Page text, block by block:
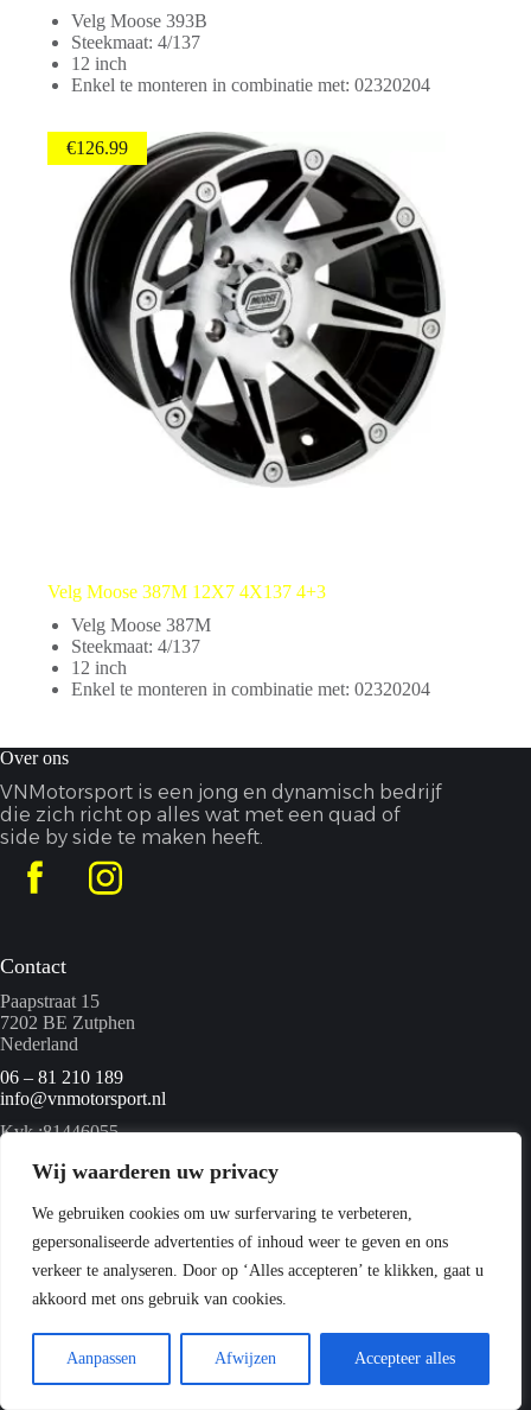
Wij waarderen uw privacy
We gebruiken cookies om uw surfervaring te verbeteren,
gepersonaliseerde advertenties of inhoud weer te geven en ons
verkeer te analyseren. Door op ‘Alles accepteren’ te klikken, gaat u
akkoord met ons gebruik van cookies.
Aanpassen Afwijzen Accepteer alles
Velg Moose 393B
Steekmaat: 4/137
12 inch
Enkel te monteren in combinatie met: 02320204
Velg Moose 387M 12X7 4X137 4+3
€126.99
Velg Moose 387M
Steekmaat: 4/137
12 inch
Enkel te monteren in combinatie met: 02320204
Over ons
VNMotorsport is een jong en dynamisch bedrijf
die zich richt op alles wat met een quad of
side by side te maken heeft.
Contact
Paapstraat 15
7202 BE Zutphen
Nederland
06 – 81 210 189
info@vnmotorsport.nl
Kvk :81446055
Menu
Home
Quads
Over ons